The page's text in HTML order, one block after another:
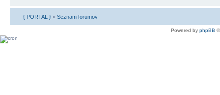
{ PORTAL } » Seznam forumov
Powered by phpBB